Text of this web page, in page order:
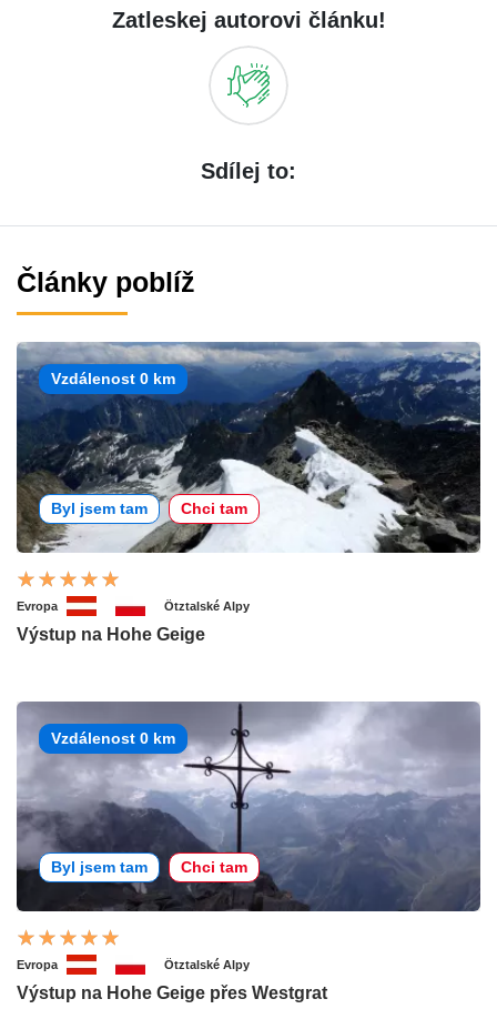
Zatleskej autorovi článku!
Sdílej to:
Články poblíž
Vzdálenost 0 km
Byl jsem tam Chci tam
Evropa Ötztalské Alpy
Výstup na Hohe Geige
Vzdálenost 0 km
Byl jsem tam Chci tam
Evropa Ötztalské Alpy
Výstup na Hohe Geige přes Westgrat